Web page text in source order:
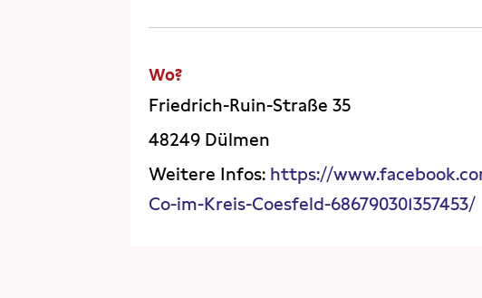
Wo?
Friedrich-Ruin-Straße 35
48249 Dülmen
Weitere Infos: https://
Co-im-Kreis-Coesfeld-686790301357453/